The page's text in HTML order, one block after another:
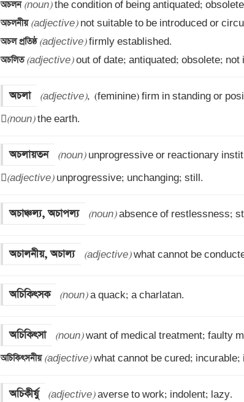
অচলন (noun)
অচলনীয় (adjective)
অচল প্রতিষ্ঠ (adjective)
অচলিত (adjective) out of date; antiquated; obsolete; not
অচলা (adjective),  (feminine) firm in standing or
(noun) the earth.
অচলায়তন (noun) unprogressive or reactionary
(adjective) unprogressive; unchanging; still.
অচাঞ্চল্য, অচাপল্য (noun) absence of restlessness;
অচালনীয়, অচাল্য (adjective) what cannot be
অচিকিৎসক (noun) a quack; a charlatan.
অচিকিৎসা (noun)
অচিকিৎসনীয় (adjective) what cannot be cured; incurable;
অচিকীর্ষু (adjective) averse to work; indolent; lazy.